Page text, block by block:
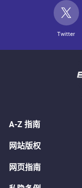
Twitter
A-Z 指南
网站版权
网页指南